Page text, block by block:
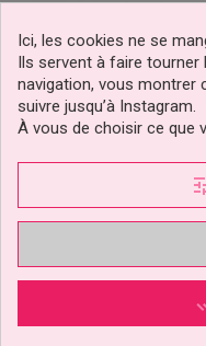
Plateau De
Argent 30 X...
Prix
2,89 €
Ici, les cookies ne se
Ils servent à faire tourner
navigation, vous montrer
suivre jusqu’à Instagram.
À vous de choisir ce que